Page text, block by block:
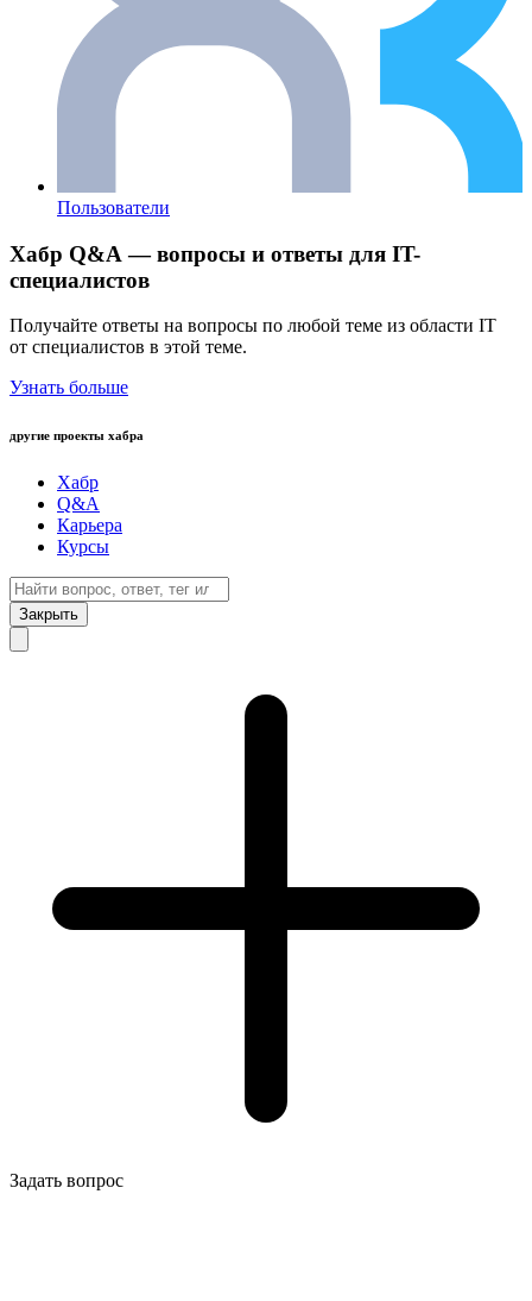
Пользователи
Хабр Q&A — вопросы и ответы для IT-
специалистов
Получайте ответы на вопросы по любой теме из области IT
от специалистов в этой теме.
Узнать больше
другие проекты хабра
Хабр
Q&A
Карьера
Курсы
Закрыть
Задать вопрос